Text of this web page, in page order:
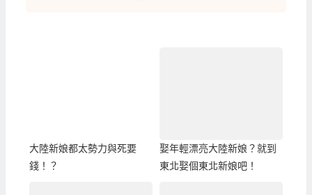
大陸新娘都太勢力與死要
錢！？
娶年輕漂亮大陸新娘？就到
東北娶個東北新娘吧！